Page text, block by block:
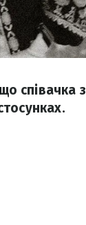
співачка